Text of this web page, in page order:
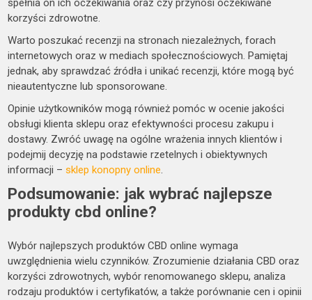
spełnia on ich oczekiwania oraz czy przynosi oczekiwane
korzyści zdrowotne.
Warto poszukać recenzji na stronach niezależnych, forach
internetowych oraz w mediach społecznościowych. Pamiętaj
jednak, aby sprawdzać źródła i unikać recenzji, które mogą być
nieautentyczne lub sponsorowane.
Opinie użytkowników mogą również pomóc w ocenie jakości
obsługi klienta sklepu oraz efektywności procesu zakupu i
dostawy. Zwróć uwagę na ogólne wrażenia innych klientów i
podejmij decyzję na podstawie rzetelnych i obiektywnych
informacji –sklep konopny online.
Podsumowanie: jak wybrać najlepsze
produkty cbd online?
Wybór najlepszych produktów CBD online wymaga
uwzględnienia wielu czynników. Zrozumienie działania CBD oraz
korzyści zdrowotnych, wybór renomowanego sklepu, analiza
rodzaju produktów i certyfikatów, a także porównanie cen i opinii